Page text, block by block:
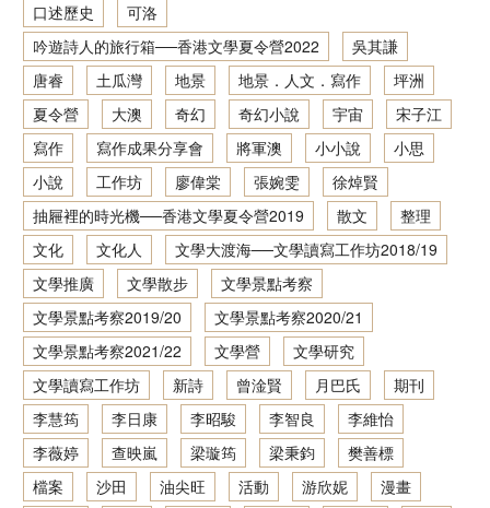
香港文學資料庫
相关连结
口述歷史
可洛
吟遊詩人的旅行箱──香港文學夏令營2022
吳其謙
唐睿
土瓜灣 地景 地景．人文．寫作
坪洲
夏令營
大澳 奇幻 奇幻小說 宇宙
宋子江
寫作
寫作成果分享會 將軍澳 小小說
小思
小說
工作坊 廖偉棠 張婉雯
徐焯賢
抽屜裡的時光機──香港文學夏令營2019
散文
整理
文化
文化人
文學大渡海──文學讀寫工作坊2018/19
文學推廣
文學散步
文學景點考察
文學景點考察2019/20
文學景點考察2020/21
文學景點考察2021/22
文學營
文學研究
文學讀寫工作坊
新詩 曾淦賢 月巴氏
期刊
李慧筠
李日康 李昭駿 李智良
李維怡
李薇婷
查映嵐 梁璇筠 梁秉鈞
樊善標
檔案
沙田 油尖旺 活動 游欣妮
漫畫